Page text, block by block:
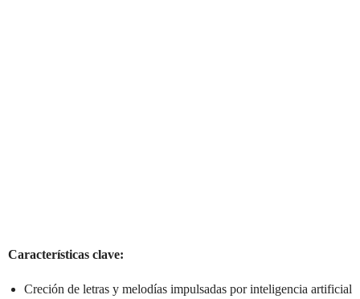
Características clave:
Creción de letras y melodías impulsadas por inteligencia artificial